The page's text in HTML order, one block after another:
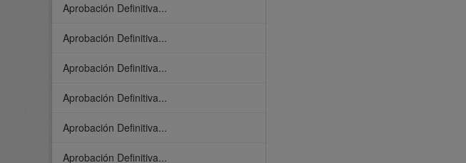
Aprobación Definitiva...
Aprobación Definitiva...
Aprobación Definitiva...
Aprobación Definitiva...
Aprobación Definitiva...
Aprobación Definitiva...